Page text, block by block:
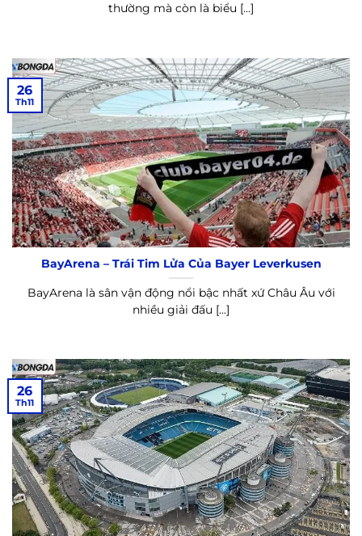
thường mà còn là biểu [...]
BayArena – Trái Tim Lửa Của Bayer Leverkusen
BayArena là sân vận động nổi bậc nhất xứ Châu Âu với
nhiều giải đấu [...]
26
Th11
26
Th11